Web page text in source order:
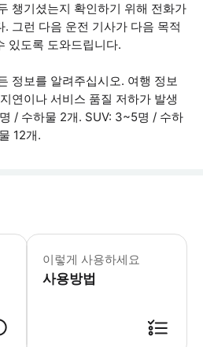
챙기셨는지 확인하기 위해 전화가
그런 다음 운전 기사가 다음 목적
있도록 도와드립니다.
정보를 알려주십시오. 여행 정보
연이나 서비스 품질 저하가 발생
/ 수하물 2개. SUV: 3~5명 / 수하
12개.
- 4인 단체의 경우 여행가방 8개, 6인
이렇게 사용하세요
사용방법